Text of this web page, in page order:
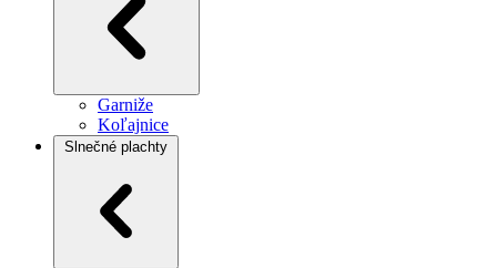
Garniže
Koľajnice
Slnečné plachty